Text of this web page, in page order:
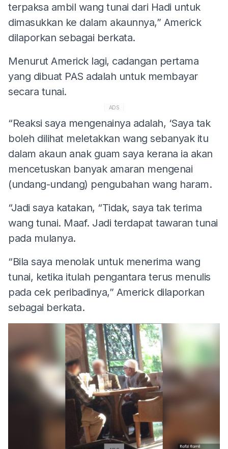
terpaksa ambil wang tunai dari Hadi untuk
dimasukkan ke dalam akaunnya,” Americk
dilaporkan sebagai berkata.
Menurut Americk lagi, cadangan pertama
yang dibuat PAS adalah untuk membayar
secara tunai.
ADS
“Reaksi saya mengenainya adalah, ‘Saya tak
boleh dilihat meletakkan wang sebanyak itu
dalam akaun anak guam saya kerana ia akan
mencetuskan banyak amaran mengenai
(undang-undang) pengubahan wang haram.
“Jadi saya katakan, “Tidak, saya tak terima
wang tunai. Maaf. Jadi terdapat tawaran tunai
pada mulanya.
“Bila saya menolak untuk menerima wang
tunai, ketika itulah pengantara terus menulis
pada cek peribadinya,” Americk dilaporkan
sebagai berkata.